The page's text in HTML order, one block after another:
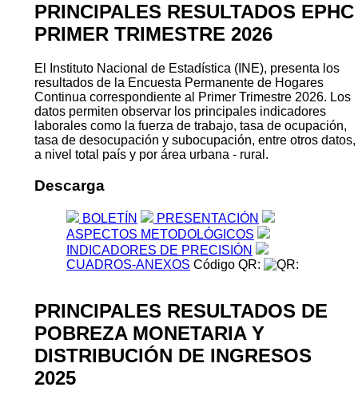
PRINCIPALES RESULTADOS EPHC
PRIMER TRIMESTRE 2026
El Instituto Nacional de Estadística (INE), presenta los
resultados de la Encuesta Permanente de Hogares
Continua correspondiente al Primer Trimestre 2026. Los
datos permiten observar los principales indicadores
laborales como la fuerza de trabajo, tasa de ocupación,
tasa de desocupación y subocupación, entre otros datos,
a nivel total país y por área urbana - rural.
Descarga
BOLETÍN
PRESENTACIÓN
ASPECTOS METODOLÓGICOS
INDICADORES DE PRECISIÓN
CUADROS-ANEXOS Código QR:
PRINCIPALES RESULTADOS DE
POBREZA MONETARIA Y
DISTRIBUCIÓN DE INGRESOS
2025